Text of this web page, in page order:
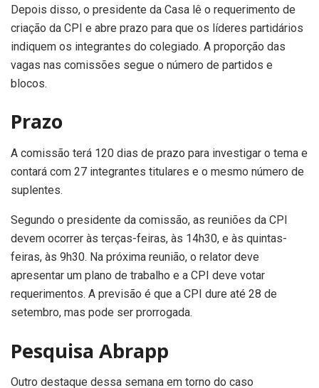
Depois disso, o presidente da Casa lê o requerimento de
criação da CPI e abre prazo para que os líderes partidários
indiquem os integrantes do colegiado. A proporção das
vagas nas comissões segue o número de partidos e
blocos.
Prazo
A comissão terá 120 dias de prazo para investigar o tema e
contará com 27 integrantes titulares e o mesmo número de
suplentes.
Segundo o presidente da comissão, as reuniões da CPI
devem ocorrer às terças-feiras, às 14h30, e às quintas-
feiras, às 9h30. Na próxima reunião, o relator deve
apresentar um plano de trabalho e a CPI deve votar
requerimentos. A previsão é que a CPI dure até 28 de
setembro, mas pode ser prorrogada.
Pesquisa Abrapp
Outro destaque dessa semana em torno do caso